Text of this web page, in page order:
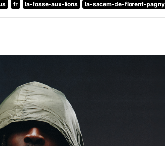
fr la-fosse-aux-lions la-sacem-de-florent-pagny